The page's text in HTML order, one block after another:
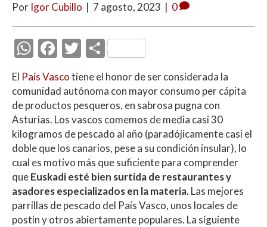
Por Igor Cubillo | 7 agosto, 2023 | 0
W
h
at
s
A
p
p
F
ac
e
b
o
o
k
T
itt
er
C
o
m
p
ar
ti
r
El País Vascotiene el honor de ser considerada la
comunidad autónoma con mayor consumo per cápita
de productos pesqueros, en sabrosa pugna con
Asturias. Los vascos comemos de media casi 30
kilogramos de pescado al año (paradójicamente casi el
doble que los canarios, pese a su condición insular), lo
cual es motivo más que suficiente para comprender
queEuskadi esté bien surtida de restaurantes y
asadores especializados en la materia.Las mejores
parrillas de pescado del País Vasco, unos locales de
postín y otros abiertamente populares. La siguiente